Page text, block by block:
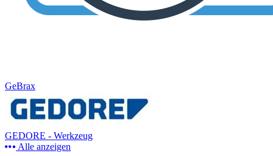
GeBrax
GEDORE - Werkzeug
Alle anzeigen